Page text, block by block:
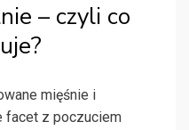
– czyli co
mięśnie i
facet z poczuciem